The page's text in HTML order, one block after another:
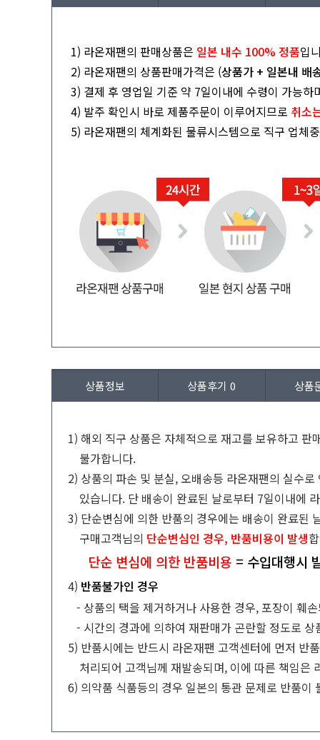
1) 라온재팬의 판매상품은 일본 내수 100% 정품입
2) 라온재팬의 상품판매가격은 (상품가 + 일본내 배
3) 결제 후 영업일 기준 약 7일이내에 수령이 가능
4) 발주 확인시 바로 제품주문이 이루어지므로 취소
5) 라온재팬의 체계화된 물류시스템으로 직구 업체중
상품정보 상품후기0 상품
1) 해외 직구 상품은 자체적으로 재고를 보유하고
불가합니다.
2) 상품의 파손 및 분실, 오배송등 라온재팬의 실수
있습니다. 단 배송이 완료된 날로부터 7일이내에
3) 단순변심에 의한 반품의 경우에는 배송이 완료된
​ 구매고객님의 단순변심인 경우, 반품비용이 발생
단순 변심에 의한 반품비용 = 수입대행시
​4) 반품불가인 경우
- 상품의 택을 제거하거나 사용한 경우, 포장이 훼
- 시간의 경과에 의하여 재판매가 곤란할 정도로
5) 반품시에는 반드시 라온재팬 고객센터에 먼저 반
처리되어 고객님께 재발송되며, 이에 따른 책임은
6) 의약품 식품등의 경우 일본의 통관 문제로 반품